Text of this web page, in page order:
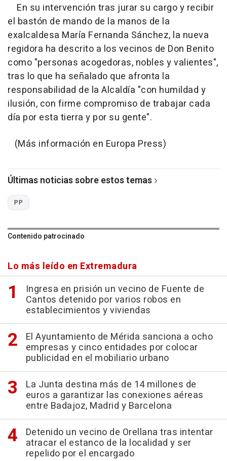
En su intervención tras jurar su cargo y recibir
el bastón de mando de la manos de la
exalcaldesa María Fernanda Sánchez, la nueva
regidora ha descrito a los vecinos de Don Benito
como "personas acogedoras, nobles y valientes",
tras lo que ha señalado que afronta la
responsabilidad de la Alcaldía "con humildad y
ilusión, con firme compromiso de trabajar cada
día por esta tierra y por su gente".
(Más información en Europa Press)
Últimas noticias sobre estos temas
PP
Contenido patrocinado
Lo más leído en Extremadura
Ingresa en prisión un vecino de Fuente de
Cantos detenido por varios robos en
establecimientos y viviendas
El Ayuntamiento de Mérida sanciona a ocho
empresas y cinco entidades por colocar
publicidad en el mobiliario urbano
La Junta destina más de 14 millones de
euros a garantizar las conexiones aéreas
entre Badajoz, Madrid y Barcelona
Detenido un vecino de Orellana tras intentar
atracar el estanco de la localidad y ser
repelido por el encargado